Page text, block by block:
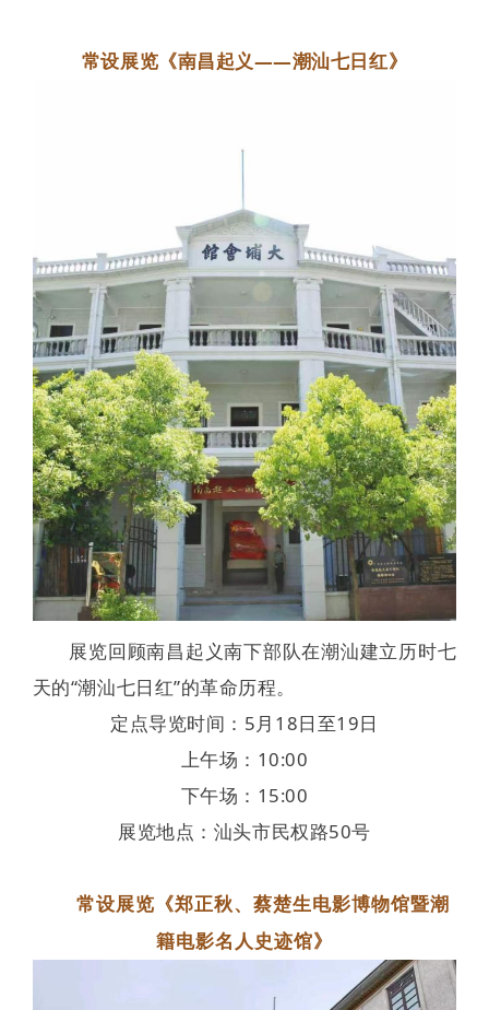
常设展览《南昌起义——潮汕七日红》
展览回顾南昌起义南下部队在潮汕建立历时七
天的“潮汕七日红”的革命历程。
定点导览时间：5月18日至19日
上午场：10:00
下午场：15:00
展览地点：汕头市民权路50号
常设展览《郑正秋、蔡楚生电影博物馆暨潮
籍电影名人史迹馆》